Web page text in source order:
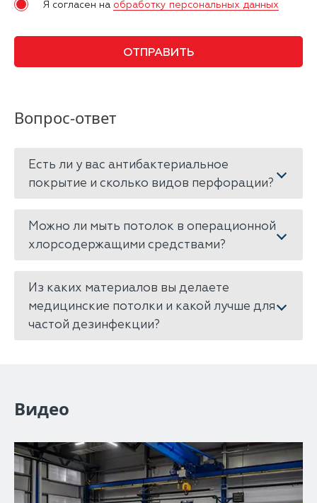
Я согласен на обработку персональных данных
Вопрос-ответ
Есть ли у вас антибактериальное
покрытие и сколько видов перфорации?
Можно ли мыть потолок в операционной
хлорсодержащими средствами?
Из каких материалов вы делаете
медицинские потолки и какой лучше для
частой дезинфекции?
Видео